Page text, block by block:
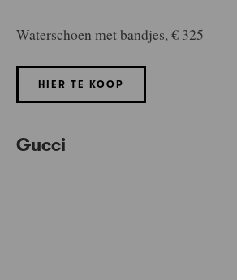
Waterschoen met bandjes, € 325
HIER TE KOOP
Gucci